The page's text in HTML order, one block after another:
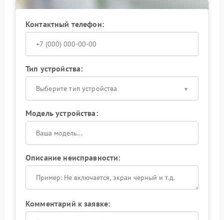
Контактный телефон:
Тип устройства:
Выберите тип устройства
Модель устройства:
Описание неисправности:
Комментарий к заявке: